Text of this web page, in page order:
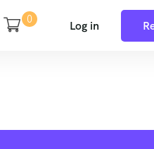
0 Log in